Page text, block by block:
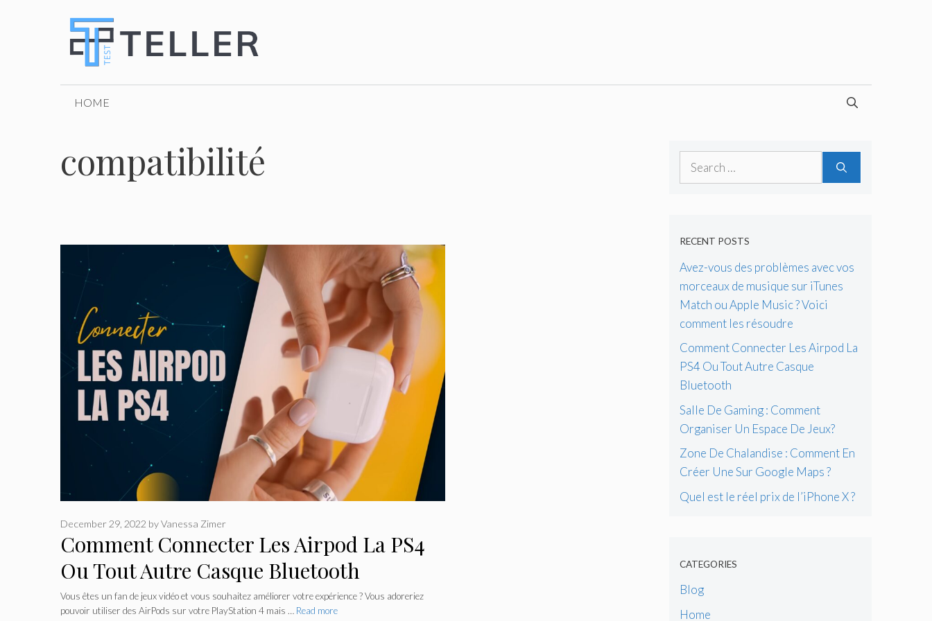
HOME
compatibilité
Comment Connecter Les Airpod La PS4
Ou Tout Autre Casque Bluetooth
December 29, 2022 byVanessa Zimer
Vous êtes un fan de jeux vidéo et vous souhaitez améliorer votre expérience ? Vous adoreriez
pouvoir utiliser des AirPods sur votre PlayStation 4 mais … Read more
Search
RECENT POSTS
Avez-vous des problèmes avec vos
morceaux de musique sur iTunes
Match ou Apple Music ? Voici
comment les résoudre
Comment Connecter Les Airpod La
PS4 Ou Tout Autre Casque
Bluetooth
Salle De Gaming : Comment
Organiser Un Espace De Jeux?
Zone De Chalandise : Comment En
Créer Une Sur Google Maps ?
Quel est le réel prix de l’iPhone X ?
CATEGORIES
Blog
Home